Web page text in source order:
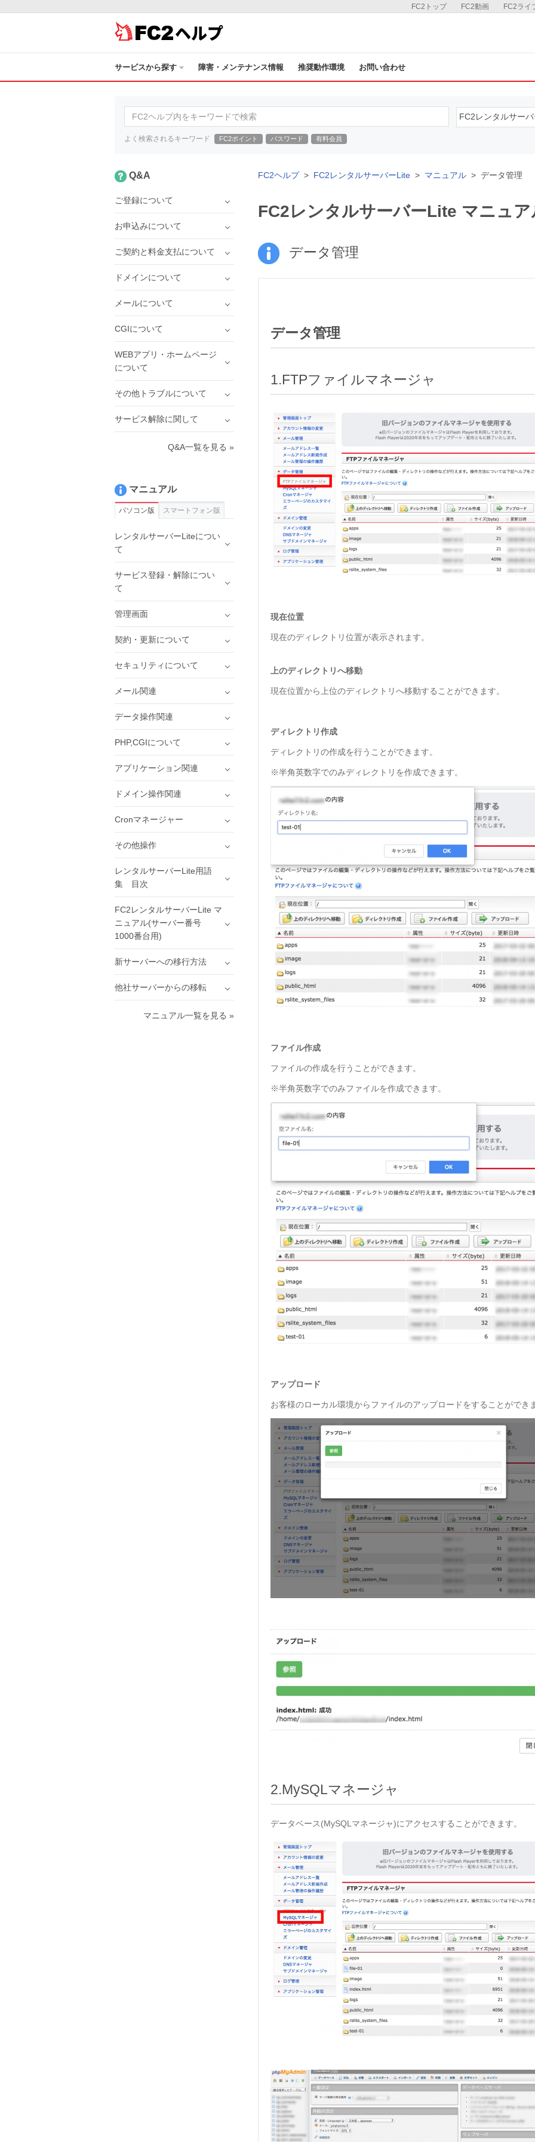
FC2ライ
FC2動画
FC2トップ
ヘルプ
サービスから探す 障害・メンテナンス情報 推奨動作環境 お問い合わせ
よく検索されるキーワード FC2ポイント パスワード 有料会員
FC2ヘルプ FC2レンタルサーバーLite マニュアル データ管理
FC2レンタルサーバーLite マニュア
データ管理
データ管理
1.FTPファイルマネージャ
現在位置
現在のディレクトリ位置が表示されます。
上のディレクトリへ移動
現在位置から上位のディレクトリへ移動することができます。
ディレクトリ作成
ディレクトリの作成を行うことができます。
※半角英数字でのみディレクトリを作成できます。
ファイル作成
ファイルの作成を行うことができます。
※半角英数字でのみファイルを作成できます。
アップロード
お客様のローカル環境からファイルのアップロードをすることができ
2.MySQLマネージャ
データベース(MySQLマネージャ)にアクセスすることができます。
Q&A
ご登録について
お申込みについて
ご契約と料金支払について
ドメインについて
メールについて
CGIについて
WEBアプリ・ホームページ
について
その他トラブルについて
サービス解除に関して
Q&A一覧を見る »
マニュアル
パソコン版 スマートフォン版
レンタルサーバーLiteについ
て
サービス登録・解除につい
て
管理画面
契約・更新について
セキュリティについて
メール関連
データ操作関連
PHP,CGIについて
アプリケーション関連
ドメイン操作関連
Cronマネージャー
その他操作
レンタルサーバーLite用語
集 目次
FC2レンタルサーバーLite マ
ニュアル(サーバー番号
1000番台用)
新サーバーへの移行方法
他社サーバーからの移転
マニュアル一覧を見る »